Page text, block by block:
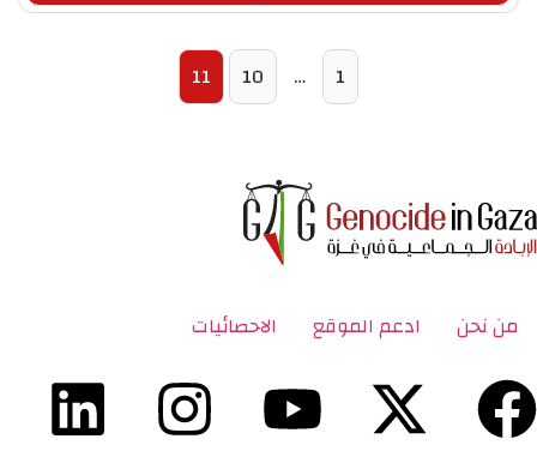
1
…
10
11
من نحن ادعم الموقع الاحصائيات